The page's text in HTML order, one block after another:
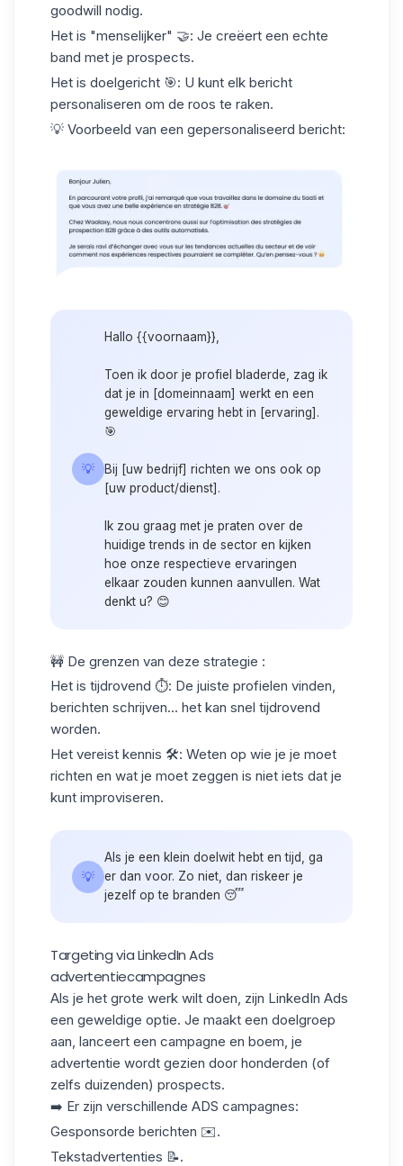
goodwill nodig.
Het is "menselijker" 🤝: Je creëert een echte
band met je prospects.
Het is doelgericht 🎯: U kunt elk bericht
personaliseren om de roos te raken.
💡 Voorbeeld van een gepersonaliseerd bericht:
💡
Hallo {{voornaam}},
Toen ik door je profiel bladerde, zag ik
dat je in [domeinnaam] werkt en een
geweldige ervaring hebt in [ervaring].
🎯
Bij [uw bedrijf] richten we ons ook op
[uw product/dienst].
Ik zou graag met je praten over de
huidige trends in de sector en kijken
hoe onze respectieve ervaringen
elkaar zouden kunnen aanvullen. Wat
denkt u? 😊
🚧 De grenzen van deze strategie :
Het is tijdrovend ⏱: De juiste profielen vinden,
berichten schrijven... het kan snel tijdrovend
worden.
Het vereist kennis 🛠: Weten op wie je je moet
richten en wat je moet zeggen is niet iets dat je
kunt improviseren.
💡
Als je een klein doelwit hebt en tijd, ga
er dan voor. Zo niet, dan riskeer je
jezelf op te branden 😴
Targeting via LinkedIn Ads
advertentiecampagnes
Als je het grote werk wilt doen, zijn LinkedIn Ads
een geweldige optie. Je maakt een doelgroep
aan, lanceert een campagne en boem, je
advertentie wordt gezien door honderden (of
zelfs duizenden) prospects.
➡️ Er zijn verschillende ADS campagnes:
Gesponsorde berichten ✉️.
Tekstadvertenties 📝.